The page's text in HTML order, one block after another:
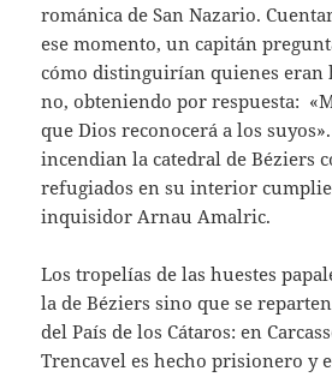
románica de San Nazario.
ese momento, un capitán
cómo distinguirían quienes eran
no, obteniendo por respuesta:
que Dios reconocerá a los
incendian la catedral de Béziers
refugiados en su interior
inquisidor Arnau Amalric.
Los tropelías de las huestes
la de Béziers sino que se
del País de los Cátaros: en
Trencavel es hecho prisionero y